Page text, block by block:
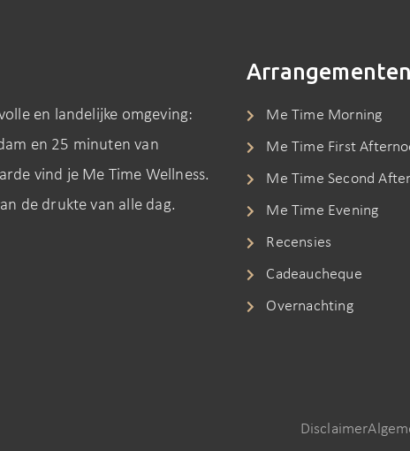
en landelijke omgeving:
en 25 minuten van
vind je Me Time Wellness.
de drukte van alle dag.
Me Time Morning
Me Time First
Me Time Second
Me Time Evening
Recensies
Cadeaucheque
Overnachting
Disclaimer